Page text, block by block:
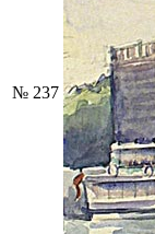
№ 237